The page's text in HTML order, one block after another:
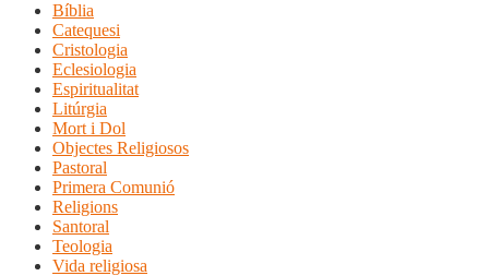
Bíblia
Catequesi
Cristologia
Eclesiologia
Espiritualitat
Litúrgia
Mort i Dol
Objectes Religiosos
Pastoral
Primera Comunió
Religions
Santoral
Teologia
Vida religiosa